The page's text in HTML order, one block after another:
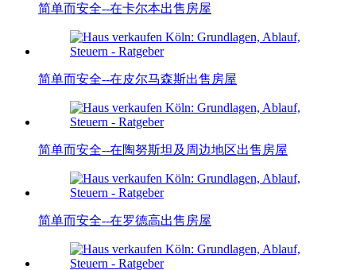
简单而安全--在卡尔本出售房屋
简单而安全--在皮尔马森斯出售房屋
简单而安全--在陶努斯坦及周边地区出售房屋
简单而安全--在罗德高出售房屋